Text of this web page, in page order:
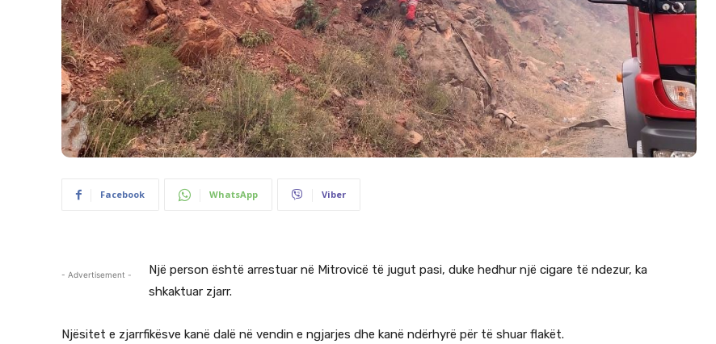
Facebook WhatsApp Viber
- Advertisement -
Një person është arrestuar në Mitrovicë të jugut pasi, duke hedhur një cigare të ndezur, ka
shkaktuar zjarr.
Njësitet e zjarrfikësve kanë dalë në vendin e ngjarjes dhe kanë ndërhyrë për të shuar flakët.